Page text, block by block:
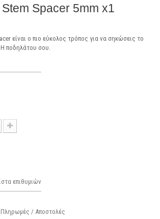
Spacer 5mm x1
είναι ο πιο εύκολος τρόπος για να σηκώσεις το
ποδηλάτου σου.
επιθυμιών
Πληρωμές / Αποστολές